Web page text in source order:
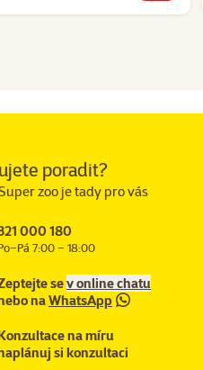
poradit?
zoo je tady pro vás
000 180
7:00 – 18:00
sev online chatu
naWhatsApp
na míru
si konzultaci